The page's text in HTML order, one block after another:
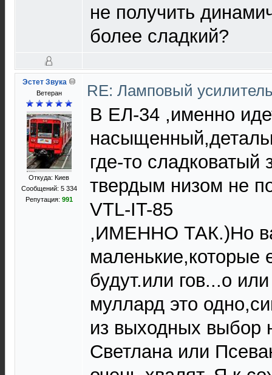
не получить
более сладкий?
Эстет Звука
Ветеран
Откуда: Киев
Сообщений: 5 334
Репутация: 991
RE: Ламповый
В ЕЛ-34 ,именно
где-то сладковатый
твердым низом не
VTL-IT-85
,ИМЕННО ТАК.)Но
маленькие,которые
будут.или гов...о
муллард это
из выходных выбор
Светлана или